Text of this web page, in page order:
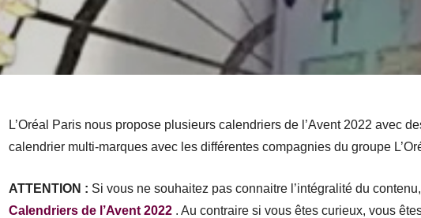
L’Oréal Paris nous propose plusieurs calendriers de l’Avent 2022 avec
calendrier multi-marques avec les différentes compagnies du groupe
ATTENTION : Si vous ne souhaitez pas connaitre l’intégralité du
Calendriers de l’Avent 2022 . Au contraire si vous êtes curieux, vous